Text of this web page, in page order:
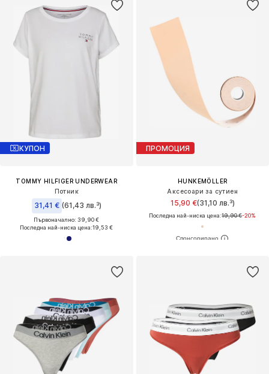
КУПОН
TOMMY HILFIGER UNDERWEAR
Потник
31,41 € (61,43 лв.³)
Първоначално: 39,90 €
Последна най-ниска цена:19,53 €
ПРОМОЦИЯ
HUNKEMÖLLER
Аксесоари за сутиен
15,90 €(31,10 лв.³)
Последна най-ниска цена:19,90 €-20%